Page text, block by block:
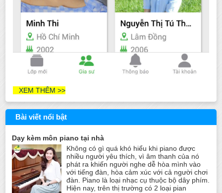
XEM THÊM >>
Bài viết nổi bật
Dạy kèm môn piano tại nhà
Không có gì quá khó hiểu khi piano được
nhiều người yêu thích, vì âm thanh của nó
phát ra khiến người nghe dễ hòa mình vào
với tiếng đàn, hòa cảm xúc với cả người chơi
đàn. Piano là loại nhạc cụ thuộc bộ dây phím.
Hiện nay, trên thị trường có 2 loại pian